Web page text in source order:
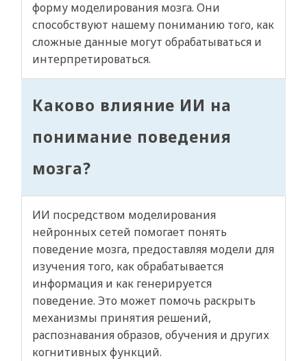
форму моделирования мозга. Они
способствуют нашему пониманию того, как
сложные данные могут обрабатываться и
интерпретироваться.
Каково влияние ИИ на
понимание поведения
мозга?
ИИ посредством моделирования
нейронных сетей помогает понять
поведение мозга, предоставляя модели для
изучения того, как обрабатывается
информация и как генерируется
поведение. Это может помочь раскрыть
механизмы принятия решений,
распознавания образов, обучения и других
когнитивных функций.